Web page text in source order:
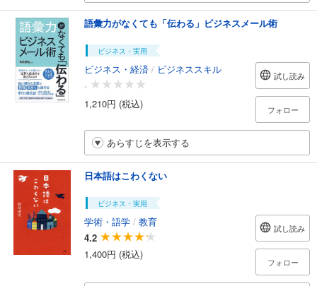
語彙力がなくても「伝わる」ビジネスメール術
ビジネス・実用
ビジネス・経済 / ビジネススキル
-
1,210円 (税込)
試し読み
フォロー
あらすじを表示する
日本語はこわくない
ビジネス・実用
学術・語学 / 教育
4.2
1,400円 (税込)
試し読み
フォロー